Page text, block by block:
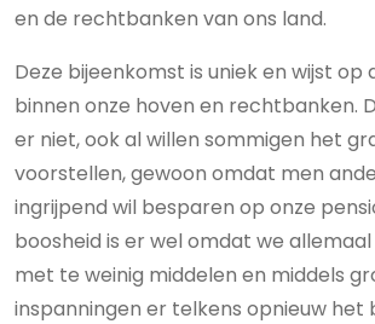
en de rechtbanken van ons land.
Deze bijeenkomst is uniek en wijst op
binnen onze hoven en rechtbanken.
er niet, ook al willen sommigen het
voorstellen, gewoon omdat men
ingrijpend wil besparen op onze
boosheid is er wel omdat we
met te weinig middelen en middels
inspanningen er telkens opnieuw het